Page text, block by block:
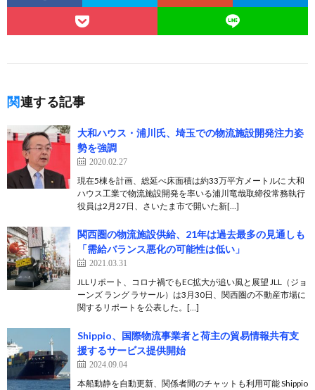
関連する記事
大和ハウス・浦川氏、埼玉での物流施設開発注力姿
勢を強調
2020.02.27
現在5棟を計画、総延べ床面積は約33万平方メートルに 大和
ハウス工業で物流施設開発を率いる浦川竜哉取締役常務執行
役員は2月27日、さいたま市で開いた新[…]
関西圏の物流施設供給、21年は過去最多の見通しも
「需給バランス悪化の可能性は低い」
2021.03.31
JLLリポート、コロナ禍でもEC拡大が追い風と展望 JLL（ジョ
ーンズ ラング ラサール）は3月30日、関西圏の不動産市場に
関するリポートを公表した。[…]
Shippio、国際物流事業者と荷主の貿易情報共有支
援するサービス提供開始
2024.09.04
本船動静を自動更新、関係者間のチャットも利用可能 Shippio